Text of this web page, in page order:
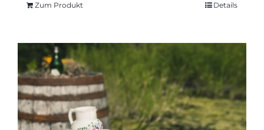
Zum Produkt Details